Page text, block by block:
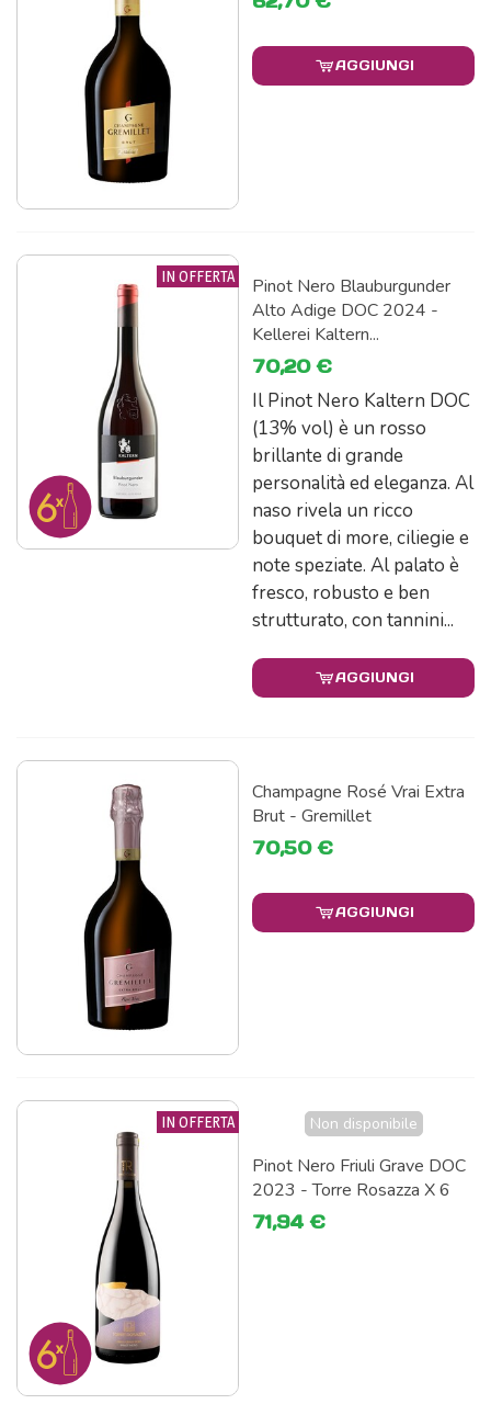
AGGIUNGI
IN OFFERTA
Pinot Nero Blauburgunder
Alto Adige DOC 2024 -
Kellerei Kaltern...
70,20 €
Il Pinot Nero Kaltern DOC
(13% vol) è un rosso
brillante di grande
personalità ed eleganza. Al
naso rivela un ricco
bouquet di more, ciliegie e
note speziate. Al palato è
fresco, robusto e ben
strutturato, con tannini...
AGGIUNGI
Champagne Rosé Vrai Extra
Brut - Gremillet
70,50 €
AGGIUNGI
IN OFFERTA Non disponibile
Pinot Nero Friuli Grave DOC
2023 - Torre Rosazza X 6
71,94 €